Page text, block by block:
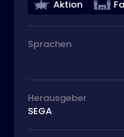
Aktion
Sprachen
Herausgeber
SEGA